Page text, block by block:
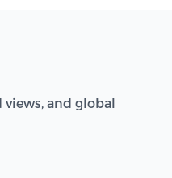
and global